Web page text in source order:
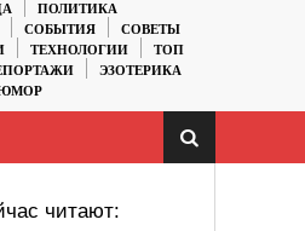
ПОЛИТИКА
СОБЫТИЯ
СОВЕТЫ
ТЕХНОЛОГИИ
ТОП
ЭЗОТЕРИКА
читают: